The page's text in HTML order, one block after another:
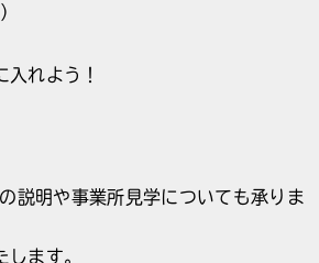
れよう！
明や事業所見学についても承りま
ます。